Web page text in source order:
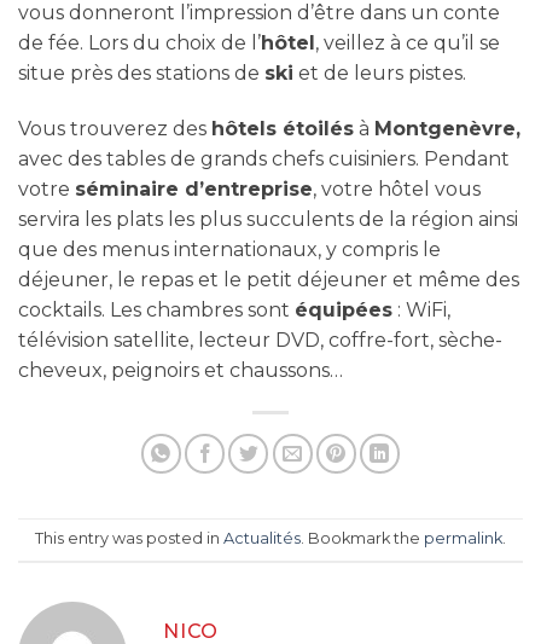
vous donneront l’impression d’être dans un conte
de fée. Lors du choix de l’hôtel , veillez à ce qu’il se
situe près des stations de ski et de leurs pistes.
Vous trouverez des hôtels étoilés à Montgenèvre,
avec des tables de grands chefs cuisiniers. Pendant
votre séminaire d’entreprise, votre hôtel vous
servira les plats les plus succulents de la région ainsi
que des menus internationaux, y compris le
déjeuner, le repas et le petit déjeuner et même des
cocktails. Les chambres sont équipées : WiFi,
télévision satellite, lecteur DVD, coffre-fort, sèche-
cheveux, peignoirs et chaussons…
This entry was posted in Actualités. Bookmark the permalink.
NICO